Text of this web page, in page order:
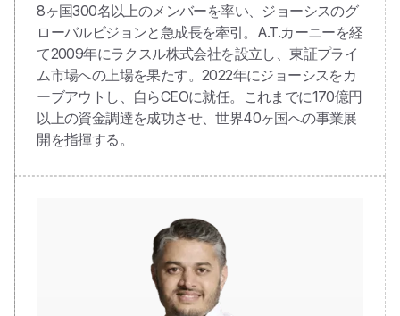
8ヶ国300名以上のメンバーを率い、ジョーシスのグ
ローバルビジョンと急成長を牽引。A.T.カーニーを経
て2009年にラクスル株式会社を設立し、東証プライ
ム市場への上場を果たす。2022年にジョーシスをカ
ーブアウトし、自らCEOに就任。これまでに170億円
以上の資金調達を成功させ、世界40ヶ国への事業展
開を指揮する。